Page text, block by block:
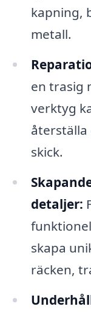
kapning,
metall.
en trasig
verktyg
skick.
detaljer:
skapa
räcken,